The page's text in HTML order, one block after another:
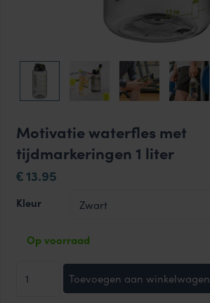
Motivatie waterfles met
tijdmarkeringen 1 liter
€13.95
Kleur
Op voorraad
waterfles
Toevoegen aan winkelwagen